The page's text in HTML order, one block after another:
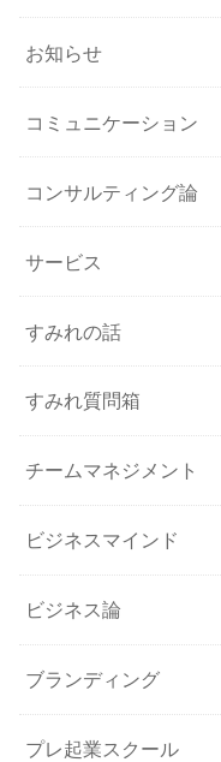
お知らせ
コミュニケーション
コンサルティング論
サービス
すみれの話
すみれ質問箱
チームマネジメント
ビジネスマインド
ビジネス論
ブランディング
プレ起業スクール